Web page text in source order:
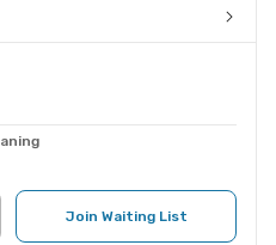
Join Waiting List